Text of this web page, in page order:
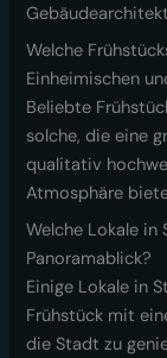
Welche
Einheimischen
Beliebte
solche, die eine
qualitativ
Atmosphäre
Welche Lokale
Panoramablick?
Einige Lokale in
Frühstück mit
die Stadt zu